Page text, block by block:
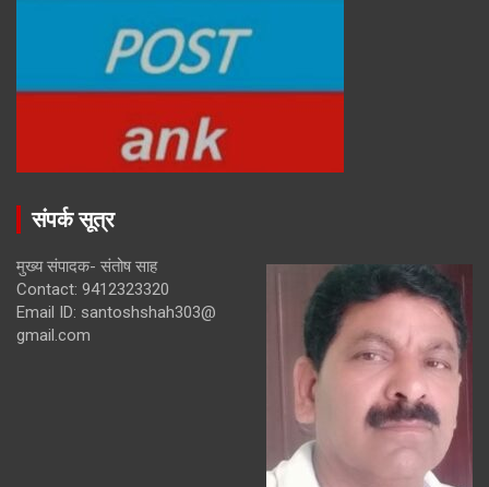
संपर्क सूत्र
मुख्य संपादक- संतोष साह
Contact: 9412323320
Email ID: santoshshah303@
gmail.com